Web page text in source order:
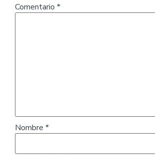
Comentario *
Nombre *